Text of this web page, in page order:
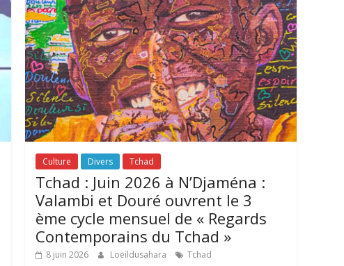
Culture Divers Tchad
Tchad : Juin 2026 à N’Djaména :
Valambi et Douré ouvrent le 3
ème cycle mensuel de « Regards
Contemporains du Tchad »
8 juin 2026 Loeildusahara Tchad